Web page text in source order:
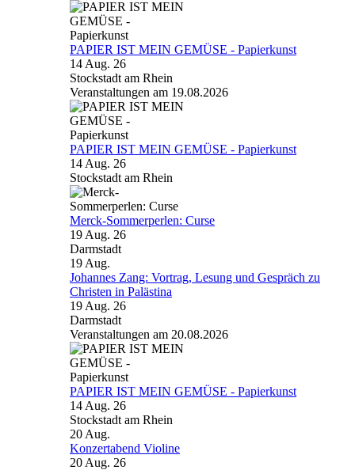
PAPIER IST MEIN GEMÜSE - Papierkunst
14 Aug. 26
Stockstadt am Rhein
Veranstaltungen am 19.08.2026
PAPIER IST MEIN GEMÜSE - Papierkunst
14 Aug. 26
Stockstadt am Rhein
Merck-Sommerperlen: Curse
19 Aug. 26
Darmstadt
19 Aug.
Johannes Zang: Vortrag, Lesung und Gespräch zu
Christen in Palästina
19 Aug. 26
Darmstadt
Veranstaltungen am 20.08.2026
PAPIER IST MEIN GEMÜSE - Papierkunst
14 Aug. 26
Stockstadt am Rhein
20 Aug.
Konzertabend Violine
20 Aug. 26